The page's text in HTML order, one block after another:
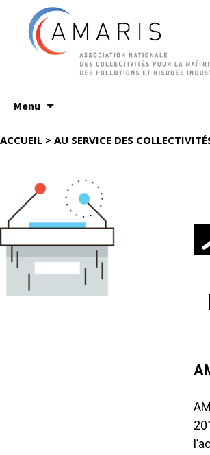
Menu
au
ACCUEIL > AU SERVICE DES